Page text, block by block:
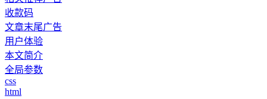
收款码
文章末尾广告
用户体验
本文简介
全局参数
css
html